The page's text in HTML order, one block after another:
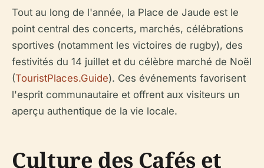
Tout au long de l'année, la Place de Jaude est le
point central des concerts, marchés, célébrations
sportives (notamment les victoires de rugby), des
festivités du 14 juillet et du célèbre marché de Noël
(TouristPlaces.Guide). Ces événements favorisent
l'esprit communautaire et offrent aux visiteurs un
aperçu authentique de la vie locale.
Culture des Cafés et